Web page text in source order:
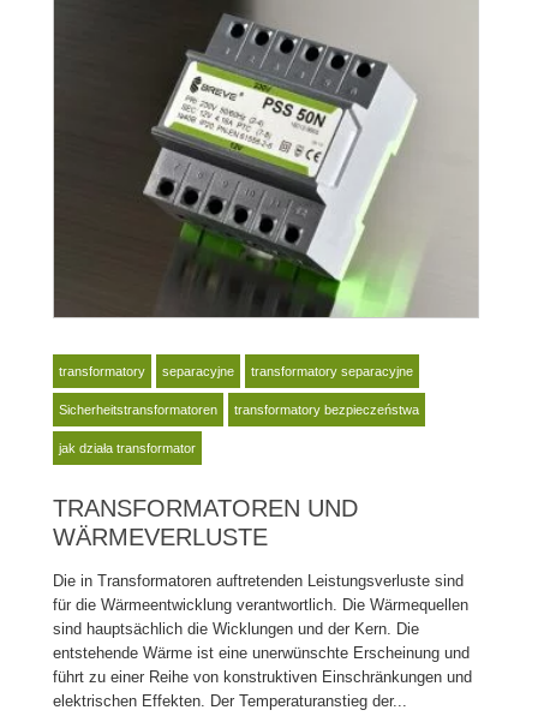
transformatory separacyjne transformatory separacyjne
Sicherheitstransformatoren transformatory bezpieczeństwa
jak działa transformator
TRANSFORMATOREN UND
WÄRMEVERLUSTE
Die in Transformatoren auftretenden Leistungsverluste sind
für die Wärmeentwicklung verantwortlich. Die Wärmequellen
sind hauptsächlich die Wicklungen und der Kern. Die
entstehende Wärme ist eine unerwünschte Erscheinung und
führt zu einer Reihe von konstruktiven Einschränkungen und
elektrischen Effekten. Der Temperaturanstieg der...